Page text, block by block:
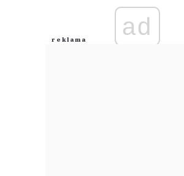
Anuluj
ad